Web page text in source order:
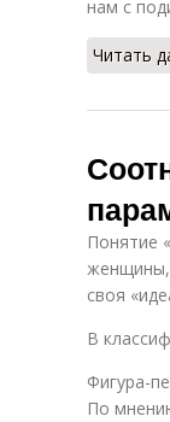
нам с
Читать
Понятие
женщины,
своя
В
Фигура-
По